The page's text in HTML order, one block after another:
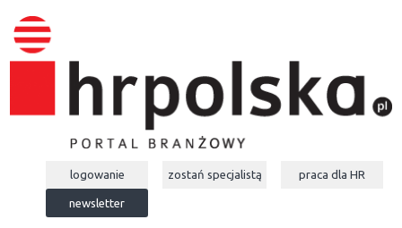
logowanie zostań specjalistą praca dla HR
newsletter